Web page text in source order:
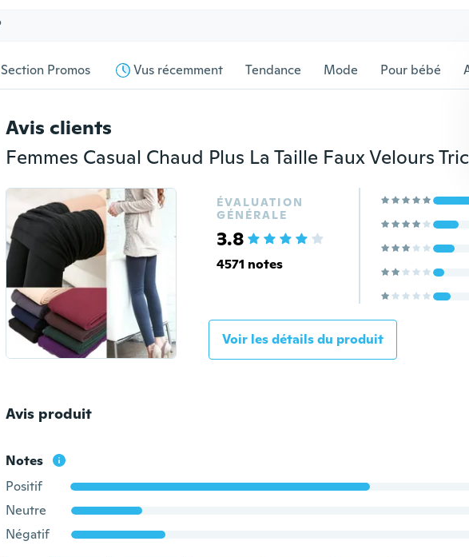
Section Promos Vus récemment Tendance Mode Pour bébé
Avis clients
ÉVALUATION
GÉNÉRALE
3.8
4571 notes
Voir les détails du produit
Avis produit
Notes
Positif
Neutre
Négatif